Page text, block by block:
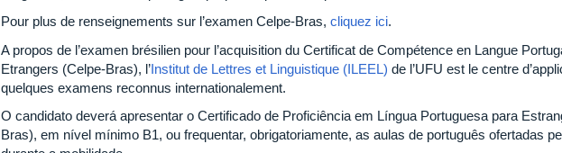
Pour plus de renseignements sur l’examen Celpe-Bras, cliquez ici.
A propos de l’examen brésilien pour l’acquisition du Certificat de Compétence en Langue
Etrangers (Celpe-Bras), l’Institut de Lettres et Linguistique (ILEEL) de l’UFU est le centre
quelques examens reconnus internationalement.
O candidato deverá apresentar o Certificado de Proficiência em Língua Portuguesa para
Bras), em nível mínimo B1, ou frequentar, obrigatoriamente, as aulas de português ofertadas